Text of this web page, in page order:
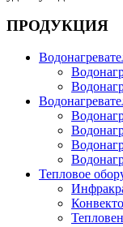
ПРОДУКЦИЯ
Тепловое